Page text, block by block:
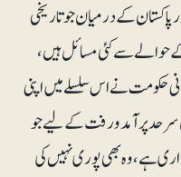
کے درمیان جو تاریخی
حوالے سے کئی مسائل ہیں،
حکومت نے اس سلسلے میں اپنی
سرحد پر آمد ورفت کے لیے جو
ہے، وہ بھی پو ری نہیں کی